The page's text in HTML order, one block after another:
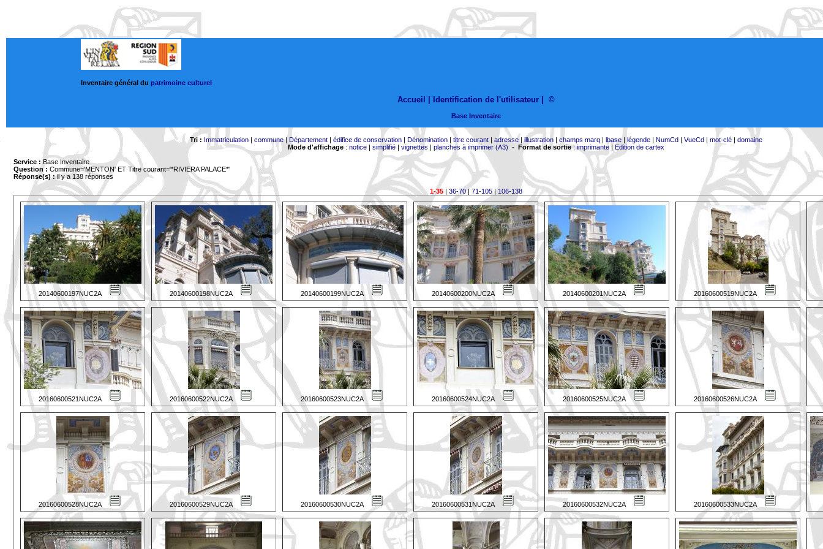
Inventaire général du patrimoine culturel
Accueil | Identification de l'utilisateur ©
Base Inventaire
Tri : Immatriculation| commune| Département| édifice de conservation| Dénomination| titre courant| adresse|illustration| champs marq| lbase| légende| NumCd| VueCd| mot-clé| domaine
Mode d'affichage: notice| simplifié| vignettes | planches à imprimer (A3) - Format de sortie:imprimante| Edition de cartex
Service : Base Inventaire
Question : Commune='MENTON' ET Titre courant='*RIVIERA PALACE*'
Réponse(s) :il y a 138 réponses
1-35| 36-70| 71-105|106-138
20140600197NUC2A 20140600198NUC2A 20140600199NUC2A 20140600200NUC2A 20140600201NUC2A 20160600519NUC2A
20160600521NUC2A 20160600522NUC2A 20160600523NUC2A 20160600524NUC2A 20160600525NUC2A 20160600526NUC2A
20160600528NUC2A 20160600529NUC2A 20160600530NUC2A 20160600531NUC2A 20160600532NUC2A 20160600533NUC2A